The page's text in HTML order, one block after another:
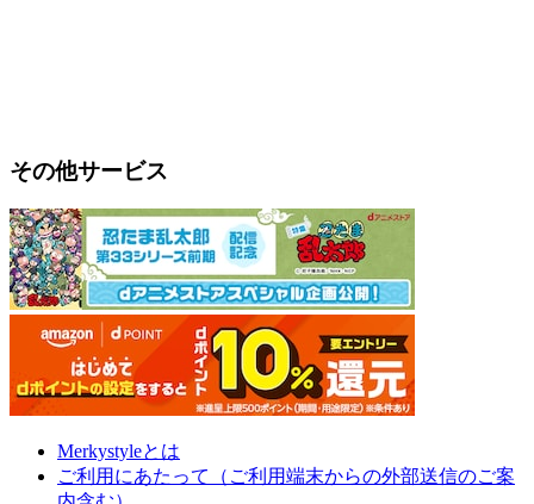
その他サービス
Merkystyleとは
ご利用にあたって（ご利用端末からの外部送信のご案